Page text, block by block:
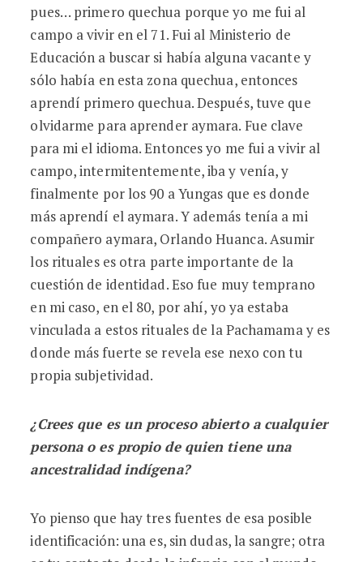
pues… primero quechua porque yo me fui al
campo a vivir en el 71. Fui al Ministerio de
Educación a buscar si había alguna vacante y
sólo había en esta zona quechua, entonces
aprendí primero quechua. Después, tuve que
olvidarme para aprender aymara. Fue clave
para mi el idioma. Entonces yo me fui a vivir al
campo, intermitentemente, iba y venía, y
finalmente por los 90 a Yungas que es donde
más aprendí el aymara. Y además tenía a mi
compañero aymara, Orlando Huanca. Asumir
los rituales es otra parte importante de la
cuestión de identidad. Eso fue muy temprano
en mi caso, en el 80, por ahí, yo ya estaba
vinculada a estos rituales de la Pachamama y es
donde más fuerte se revela ese nexo con tu
propia subjetividad.
¿Crees que es un proceso abierto a cualquier
persona o es propio de quien tiene una
ancestralidad indígena?
Yo pienso que hay tres fuentes de esa posible
identificación: una es, sin dudas, la sangre; otra